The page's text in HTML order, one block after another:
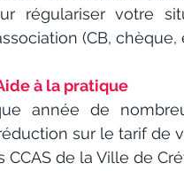
régulariser votre
(CB, chèque,
à la pratique
année de
sur le tarif de
CCAS de la Ville de